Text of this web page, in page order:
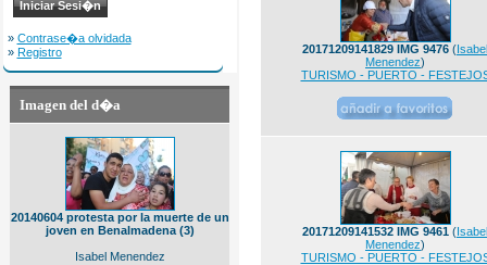
» Contrase�a olvidada
» Registro
Imagen del d�a
20140604 protesta por la muerte de un
joven en Benalmadena (3)
Isabel Menendez
20171209141829 IMG 9476 (Isabel
Menendez)
TURISMO - PUERTO -
20171209141532 IMG 9461 (Isabel
Menendez)
TURISMO - PUERTO -